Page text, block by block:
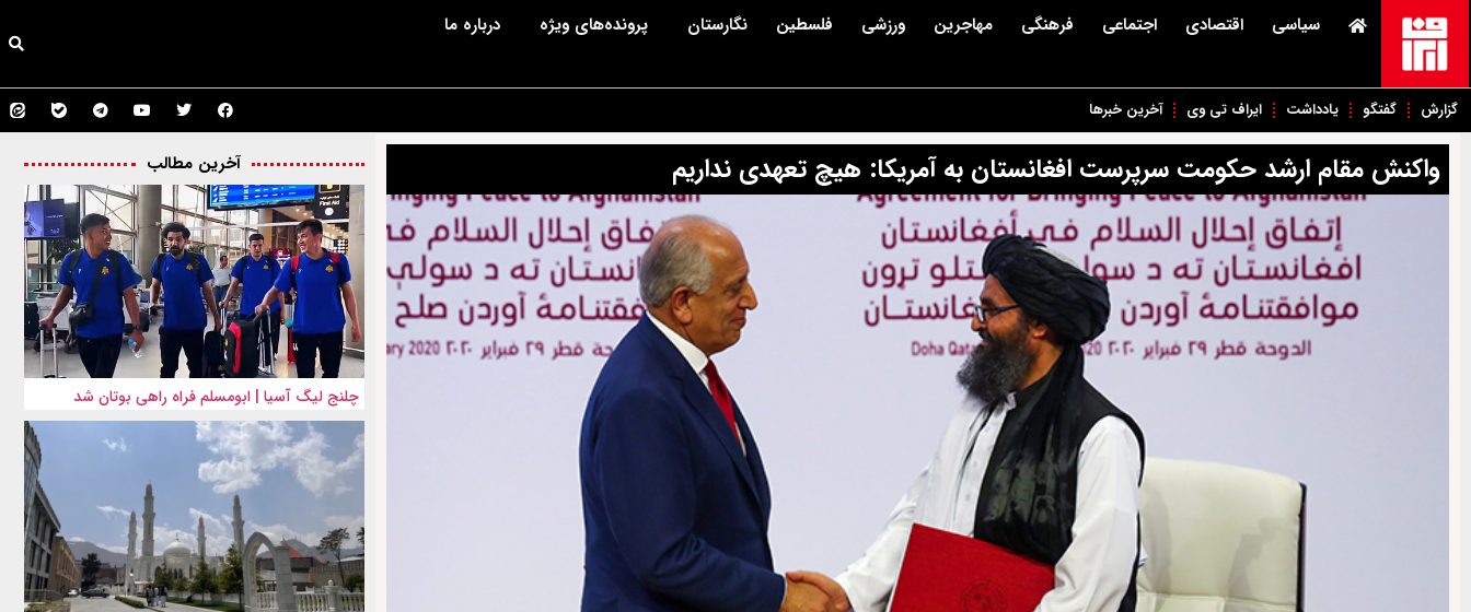
سیاسی اقتصادی اجتماعی فرهنگی مهاجرین ورزشی فلسطین نگارستان پرونده‌های ویژه درباره ما
گزارش گفتگو یادداشت ایراف تی وی آخرین خبرها
واکنش مقام ارشد حکومت سرپرست افغانستان به آمریکا: هیچ تعهدی نداریم آخرین مطالب
چلنج لیگ آسیا | ابومسلم فراه راهی بوتان شد